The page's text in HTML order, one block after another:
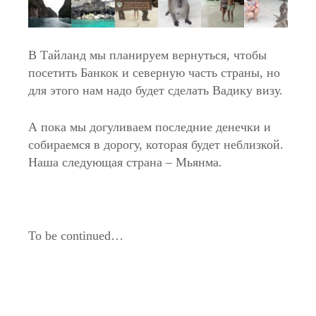
В Тайланд мы планируем вернуться, чтобы
посетить Банкок и северную часть страны, но
для этого нам надо будет сделать Вадику визу.
А пока мы догуливаем последние денечки и
собираемся в дорогу, которая будет неблизкой.
Наша следующая страна – Мьянма.
To be continued…